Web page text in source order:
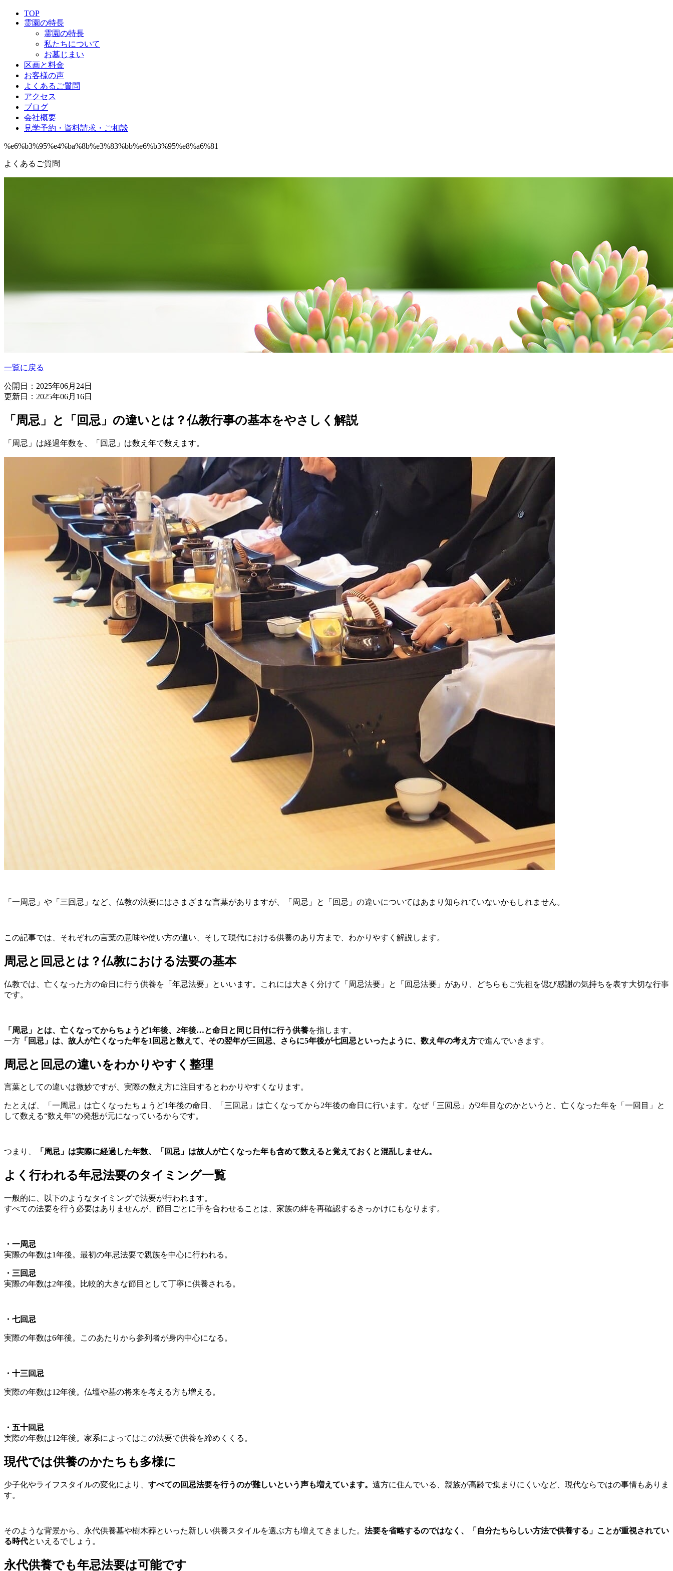
TOP
霊園の特長
霊園の特長
私たちについて
お墓じまい
区画と料金
お客様の声
よくあるご質問
アクセス
ブログ
会社概要
見学予約・資料請求・ご相談
%e6%b3%95%e4%ba%8b%e3%83%bb%e6%b3%95%e8%a6%81
よくあるご質問
一覧に戻る
公開日：2025年06月24日
更新日：2025年06月16日
「周忌」と「回忌」の違いとは？仏教行事の基本をやさしく解説
「周忌」は経過年数を、「回忌」は数え年で数えます。
「一周忌」や「三回忌」など、仏教の法要にはさまざまな言葉がありますが、「周忌」と「回忌」の違いについてはあまり知られていないかもしれません。
この記事では、それぞれの言葉の意味や使い方の違い、そして現代における供養のあり方まで、わかりやすく解説します。
周忌と回忌とは？仏教における法要の基本
仏教では、亡くなった方の命日に行う供養を「年忌法要」といいます。これには大きく分けて「周忌法要」と「回忌法要」があり、どちらもご先祖を偲び感謝の気持ちを表す大切な行事
です。
「周忌」とは、亡くなってからちょうど1年後、2年後…と命日と同じ日付に行う供養を指します。
一方 「回忌」は、故人が亡くなった年を1回忌と数えて、その翌年が三回忌、さらに5年後が七回忌といったように、数え年の考え方で進んでいきます。
周忌と回忌の違いをわかりやすく整理
言葉としての違いは微妙ですが、実際の数え方に注目するとわかりやすくなります。
たとえば、「一周忌」は亡くなったちょうど1年後の命日、「三回忌」は亡くなってから2年後の命日に行います。なぜ「三回忌」が2年目なのかというと、亡くなった年を「一回目」と
して数える“数え年”の発想が元になっているからです。
つまり、 「周忌」は実際に経過した年数、「回忌」は故人が亡くなった年も含めて数えると覚えておくと混乱しません。
よく行われる年忌法要のタイミング一覧
一般的に、以下のようなタイミングで法要が行われます。
すべての法要を行う必要はありませんが、節目ごとに手を合わせることは、家族の絆を再確認するきっかけにもなります。
・一周忌
実際の年数は1年後。最初の年忌法要で親族を中心に行われる。
・三回忌
実際の年数は2年後。比較的大きな節目として丁寧に供養される。
・七回忌
実際の年数は6年後。このあたりから参列者が身内中心になる。
・十三回忌
実際の年数は12年後。仏壇や墓の将来を考える方も増える。
・五十回忌
実際の年数は12年後。家系によってはこの法要で供養を締めくくる。
現代では供養のかたちも多様に
少子化やライフスタイルの変化により、 すべての回忌法要を行うのが難しいという声も増えています。 遠方に住んでいる、親族が高齢で集まりにくいなど、現代ならではの事情もありま
す。
そのような背景から、永代供養墓や樹木葬といった新しい供養スタイルを選ぶ方も増えてきました。 法要を省略するのではなく、「自分たちらしい方法で供養する」ことが重視されてい
る時代といえるでしょう。
永代供養でも年忌法要は可能です